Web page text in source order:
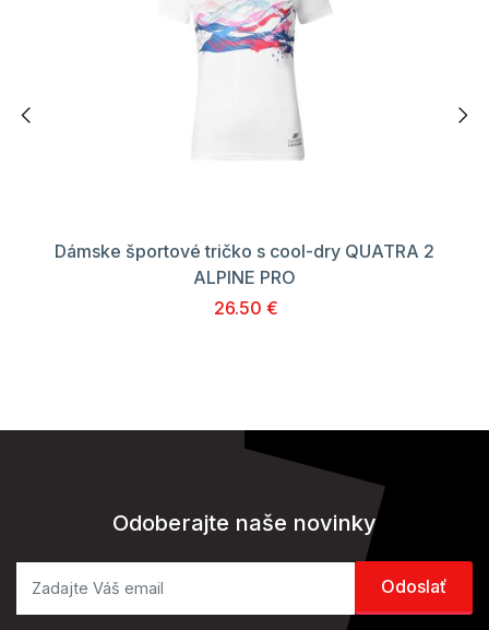
Dámske športové tričko s cool-dry QUATRA 2
ALPINE PRO
26.50 €
Odoberajte naše novinky